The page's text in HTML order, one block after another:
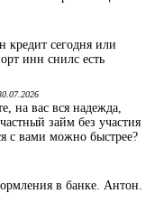
кредит сегодня или
инн снилс есть
на вас вся надежда,
займ без участия
с вами можно быстрее?
в банке. Антон.